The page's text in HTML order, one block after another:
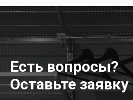
Есть вопросы?
Оставьте заявку|